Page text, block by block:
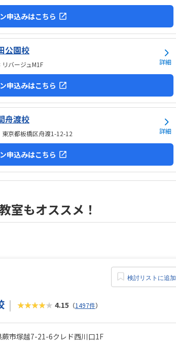
ので詳しくはわからないが、入り口や教室の内装は奇
申込みはこちら
公園校
バージュM1F 詳細
申込みはこちら
舟渡校
東京都板橋区舟渡1-12-12 詳細
申込みはこちら
室もオススメ！
★★★★★ 4.15 （1497件）
検討リストに追加
蕨市塚越7-21-6クレド西川口1F